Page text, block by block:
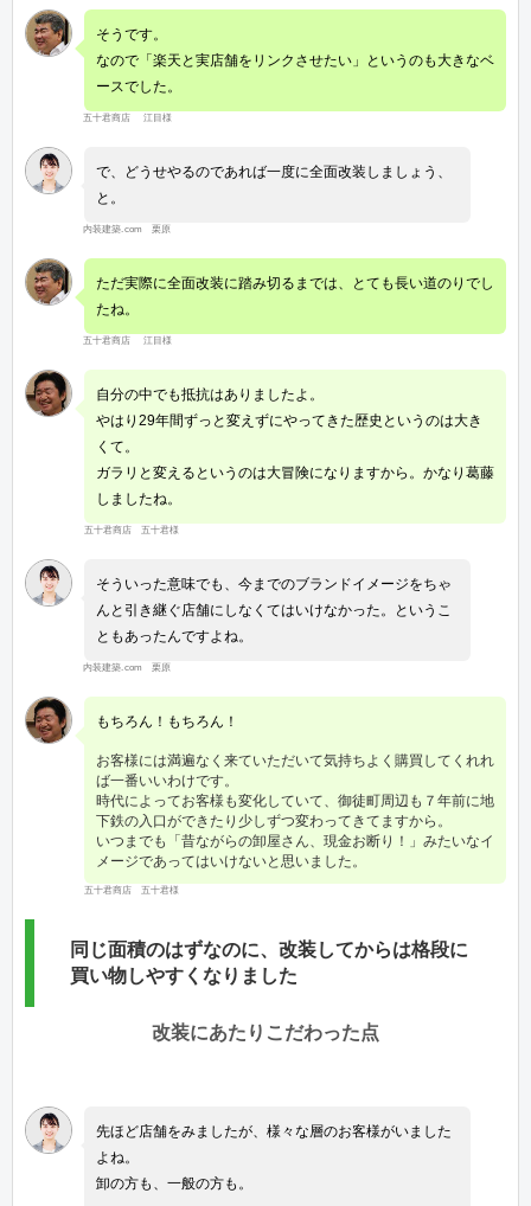
そうです。
なので「楽天と実店舗をリンクさせたい」というのも大きなベ
ースでした。
五十君商店 江目様
で、どうせやるのであれば一度に全面改装しましょう、
と。
内装建築.com 栗原
ただ実際に全面改装に踏み切るまでは、とても長い道のりでし
たね。
五十君商店 江目様
自分の中でも抵抗はありましたよ。
やはり29年間ずっと変えずにやってきた歴史というのは大き
くて。
ガラリと変えるというのは大冒険になりますから。かなり葛藤
しましたね。
五十君商店 五十君様
そういった意味でも、今までのブランドイメージをちゃ
んと引き継ぐ店舗にしなくてはいけなかった。というこ
ともあったんですよね。
内装建築.com 栗原
もちろん！もちろん！
お客様には満遍なく来ていただいて気持ちよく購買してくれれ
ば一番いいわけです。
時代によってお客様も変化していて、御徒町周辺も７年前に地
下鉄の入口ができたり少しずつ変わってきてますから。
いつまでも「昔ながらの卸屋さん、現金お断り！」みたいなイ
メージであってはいけないと思いました。
五十君商店 五十君様
同じ面積のはずなのに、改装してからは格段に
買い物しやすくなりました
改装にあたりこだわった点
先ほど店舗をみましたが、様々な層のお客様がいました
よね。
卸の方も、一般の方も。